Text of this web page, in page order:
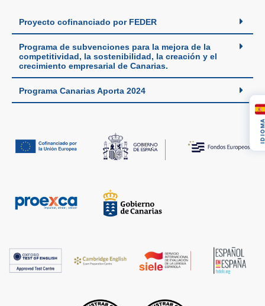
Proyecto cofinanciado por FEDER
Programa de subvenciones para la mejora de la
competitividad, la sostenibilidad, la creación y el
crecimiento empresarial de Canarias.
Programa Canarias Aporta 2024
IDIOMA